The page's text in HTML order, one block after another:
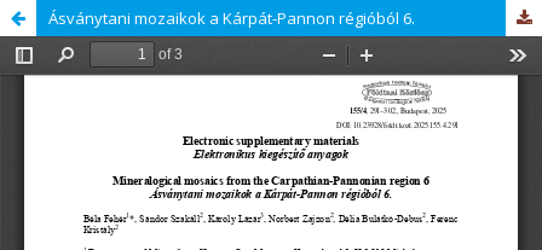
Ásványtani mozaikok a Kárpát-Pannon régióból 6.